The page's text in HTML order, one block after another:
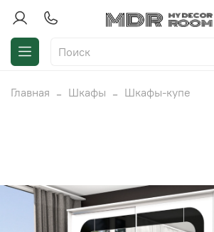
Главная Шкафы Шкафы-купе